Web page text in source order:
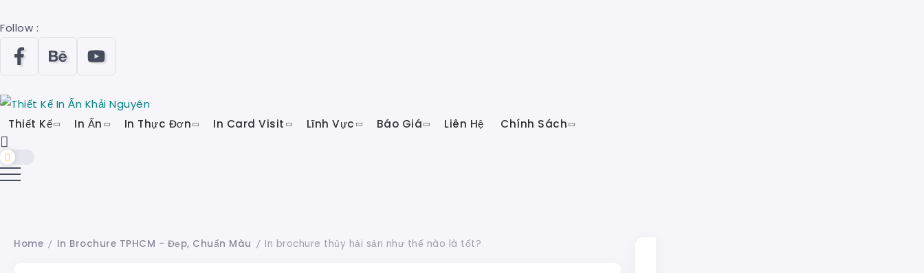
Follow :
Thiết Kế In Ấn In Thực Đơn In Card Visit Lĩnh Vực Báo Giá Liên Hệ Chính Sách
Home / In Brochure TPHCM - Đẹp, Chuẩn Màu / In brochure thủy hải sản như thế nào là tốt?